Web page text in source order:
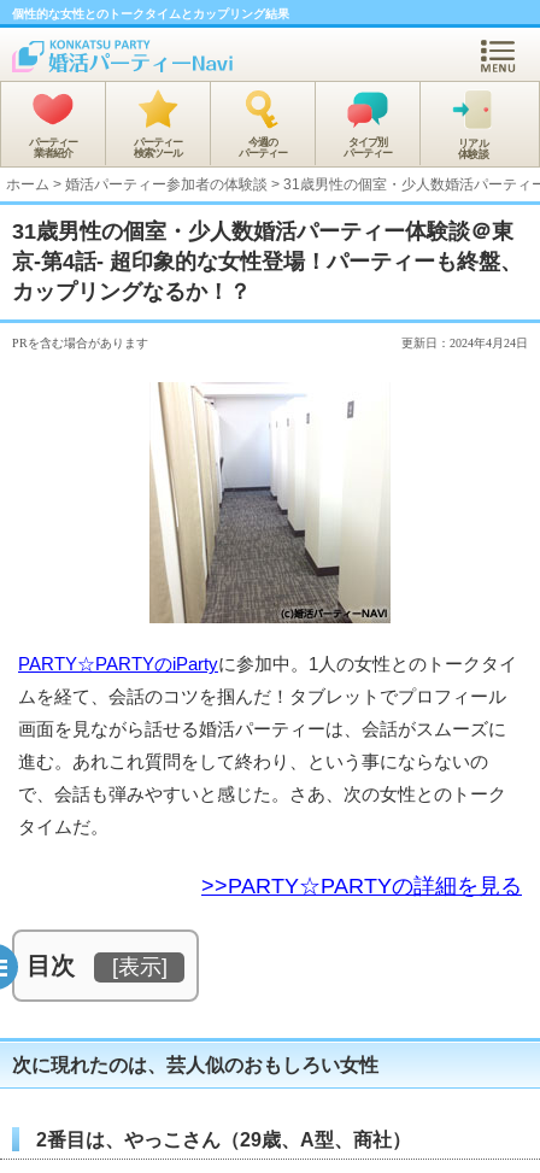
個性的な女性とのトークタイムとカップリング結果
パーティー
業者紹介
パーティー
検索ツール
今週の
パーティー
タイプ別
パーティー
リアル
体験談
ホーム > 婚活パーティー参加者の体験談 > 31歳男性の個室・少人数婚活パーティ
31歳男性の個室・少人数婚活パーティー体験談＠東
京-第4話- 超印象的な女性登場！パーティーも終盤、
カップリングなるか！？
PRを含む場合があります 更新日：2024年4月24日
PARTY☆PARTYのiPartyに参加中。1人の女性とのトークタイ
ムを経て、会話のコツを掴んだ！タブレットでプロフィール
画面を見ながら話せる婚活パーティーは、会話がスムーズに
進む。あれこれ質問をして終わり、という事にならないの
で、会話も弾みやすいと感じた。さあ、次の女性とのトーク
タイムだ。
>>PARTY☆PARTYの詳細を見る
目次 [表示]
次に現れたのは、芸人似のおもしろい女性
2番目は、やっこさん（29歳、A型、商社）